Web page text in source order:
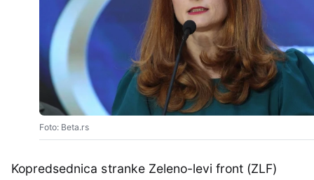
Foto: Beta.rs
Kopredsednica stranke Zeleno-levi front (ZLF)